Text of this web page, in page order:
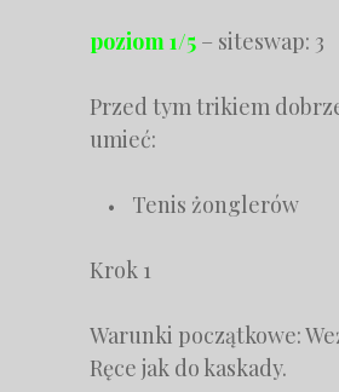
poziom 1/5 – siteswap: 3
Przed tym trikiem
umieć:
Tenis żonglerów
Krok 1
Warunki początkowe:
Ręce jak do kaskady.